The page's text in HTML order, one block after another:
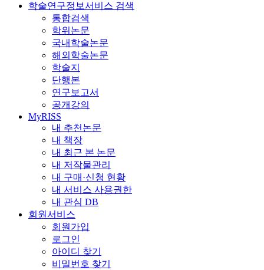
학술연구정보서비스 검색
통합검색
학위논문
국내학술논문
해외학술논문
학술지
단행본
연구보고서
공개강의
MyRISS
내 추천논문
내 책장
내 최근 본 논문
내 저작물관리
내 구매·신청 현황
내 서비스 사용권한
내 관심 DB
회원서비스
회원가입
로그인
아이디 찾기
비밀번호 찾기